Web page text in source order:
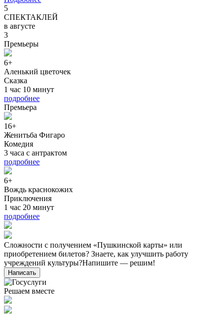
5
CПЕКТАКЛЕЙ
в августе
3
Премьеры
6+
Аленький цветочек
Сказка
1 час 10 минут
подробнее
Премьера
16+
Женитьба Фигаро
Комедия
3 часа с антрактом
подробнее
6+
Вождь краснокожих
Приключения
1 час 20 минут
подробнее
Сложности с получением «Пушкинской карты» или
приобретением билетов? Знаете, как улучшить работу
учреждений культуры?Напишите — решим!
Написать
Решаем вместе